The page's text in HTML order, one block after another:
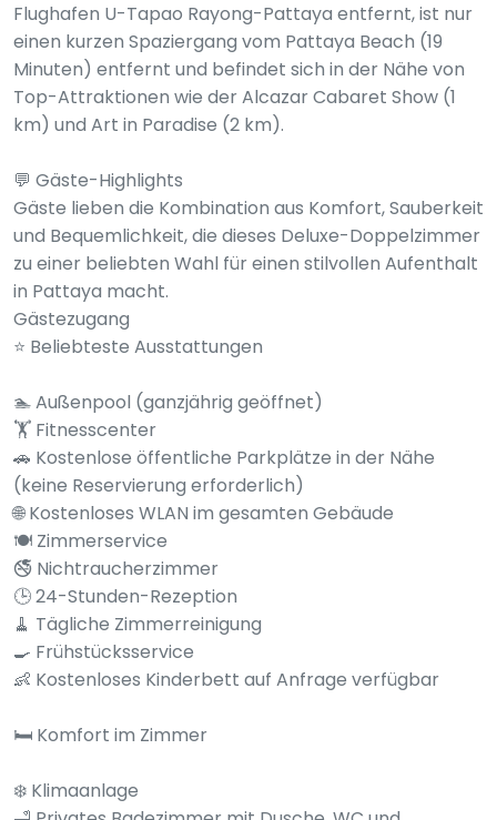
Flughafen U-Tapao Rayong-Pattaya entfernt, ist nur
einen kurzen Spaziergang vom Pattaya Beach (19
Minuten) entfernt und befindet sich in der Nähe von
Top-Attraktionen wie der Alcazar Cabaret Show (1
km) und Art in Paradise (2 km).
💬 Gäste-Highlights
Gäste lieben die Kombination aus Komfort, Sauberkeit
und Bequemlichkeit, die dieses Deluxe-Doppelzimmer
zu einer beliebten Wahl für einen stilvollen Aufenthalt
in Pattaya macht.
Gästezugang
⭐ Beliebteste Ausstattungen
🏊 Außenpool (ganzjährig geöffnet)
🏋️ Fitnesscenter
🚗 Kostenlose öffentliche Parkplätze in der Nähe
(keine Reservierung erforderlich)
🌐 Kostenloses WLAN im gesamten Gebäude
🍽️ Zimmerservice
🚭 Nichtraucherzimmer
🕒 24-Stunden-Rezeption
🧹 Tägliche Zimmerreinigung
🍳 Frühstücksservice
👶 Kostenloses Kinderbett auf Anfrage verfügbar
🛏️ Komfort im Zimmer
❄️ Klimaanlage